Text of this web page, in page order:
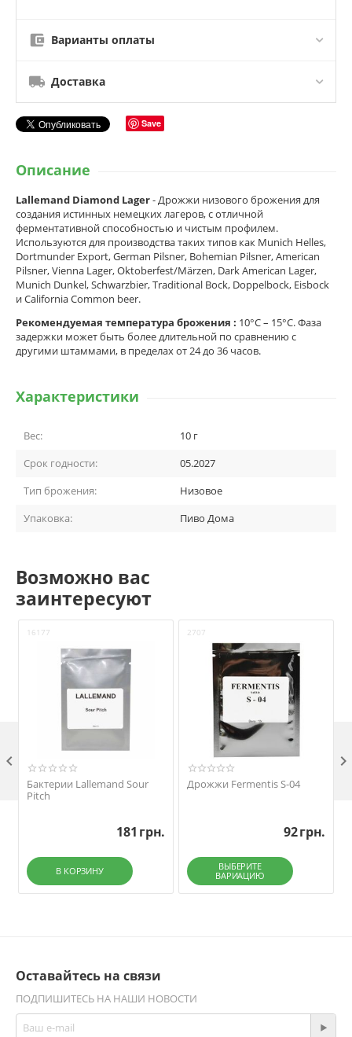
Варианты оплаты
Доставка
Save
Описание
Lallemand Diamond Lager- Дрожжи низового брожения для
создания истинных немецких лагеров, с отличной
ферментативной способностью и чистым профилем.
Используются для производства таких типов как Munich Helles,
Dortmunder Export, German Pilsner, Bohemian Pilsner, American
Pilsner, Vienna Lager, Oktoberfest/Märzen, Dark American Lager,
Munich Dunkel, Schwarzbier, Traditional Bock, Doppelbock, Eisbock
и California Common beer.
Рекомендуемая температура брожения : 10°C – 15°C. Фаза
задержки может быть более длительной по сравнению с
другими штаммами, в пределах от 24 до 36 часов.
Характеристики
Вес:
10 г
Срок годности:
05.2027
Тип брожения:
Низовое
Упаковка:
Пиво Дома
Возможно вас
заинтересуют
16177
Бактерии Lallemand Sour
Pitch
181 грн.
В КОРЗИНУ
2707
Дрожжи Fermentis S-04
92грн.
ВЫБЕРИТЕ
ВАРИАЦИЮ
 
Оставайтесь на связи
ПОДПИШИТЕСЬ НА НАШИ НОВОСТИ